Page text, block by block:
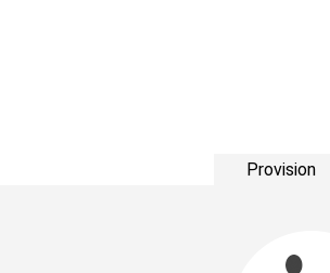
Provision